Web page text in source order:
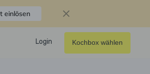
einlösen
Login Kochbox wählen